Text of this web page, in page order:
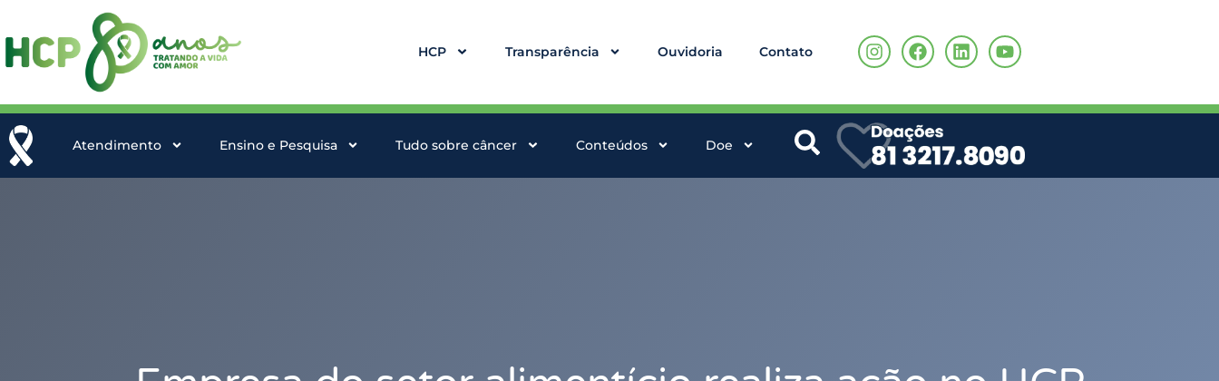
HCP Transparência Ouvidoria Contato
Atendimento Ensino e Pesquisa Tudo sobre câncer Conteúdos Doe